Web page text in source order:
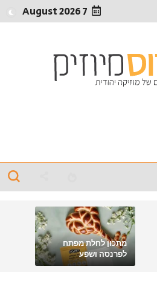
7 August 2026
מתכון לחלת מפתח
לפרנסה ושפע